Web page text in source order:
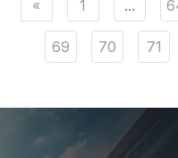
« 1 ...
69 70 71